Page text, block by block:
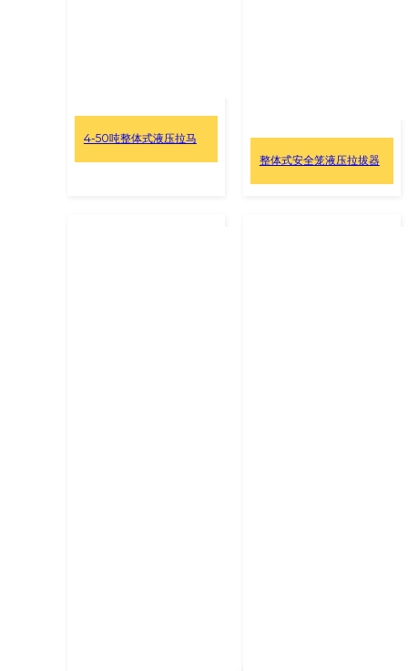
4-50吨整体式液压拉马
整体式安全笼液压拉拔器